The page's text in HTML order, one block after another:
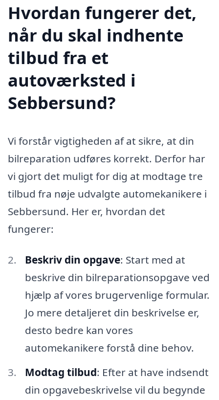
Hvordan fungerer det,
når du skal indhente
tilbud fra et
autoværksted i
Sebbersund?
Vi forstår vigtigheden af at sikre, at din
bilreparation udføres korrekt. Derfor har
vi gjort det muligt for dig at modtage tre
tilbud fra nøje udvalgte automekanikere i
Sebbersund. Her er, hvordan det
fungerer:
Beskriv din opgave: Start med at
beskrive din bilreparationsopgave ved
hjælp af vores brugervenlige formular.
Jo mere detaljeret din beskrivelse er,
desto bedre kan vores
automekanikere forstå dine behov.
Modtag tilbud: Efter at have indsendt
din opgavebeskrivelse vil du begynde